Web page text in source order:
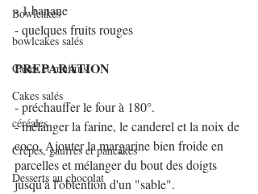
Bowlcakes
bowlcakes salés
Cakes et muffins
Cakes salés
céréales
Crêpes, gaufres et pancakes
Desserts au chocolat
- 1 banane
- quelques fruits rouges
PREPARATION
- préchauffer le four à 180°.
- mélanger la farine, le canderel et la noix de
coco. Ajouter la margarine bien froide en
parcelles et mélanger du bout des doigts
jusqu'à l'obtention d'un "sable".